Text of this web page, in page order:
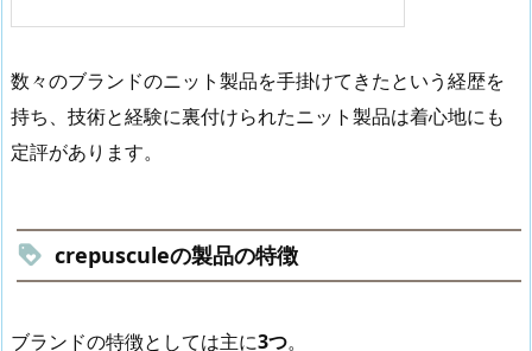
数々のブランドのニット製品を手掛けてきたという経歴を
持ち、技術と経験に裏付けられたニット製品は着心地にも
定評があります。
crepusculeの製品の特徴
ブランドの特徴としては主に3つ。